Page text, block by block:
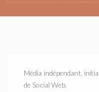
Média indépendant,
de Social Web.